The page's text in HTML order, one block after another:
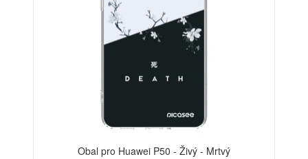
Obal pro Huawei P50 - Živý - Mrtvý